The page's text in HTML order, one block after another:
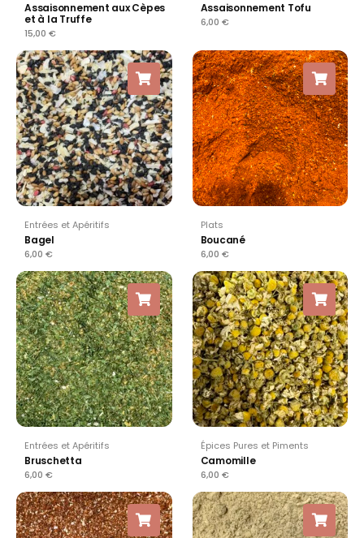
Assaisonnement aux Cèpes
et à la Truffe
15,00 €
Assaisonnement Tofu
6,00 €
Entrées et Apéritifs
Bagel
6,00 €
Plats
Boucané
6,00 €
Entrées et Apéritifs
Bruschetta
6,00 €
Épices Pures et Piments
Camomille
6,00 €